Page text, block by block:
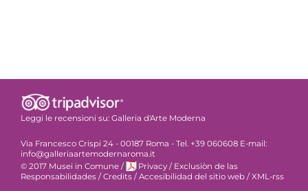
Leggi le recensioni su: Galleria d'Arte Moderna
Via Francesco Crispi 24 - 00187 Roma - Tel. +39 060608 E-mail:
info@galleriaartemodernaroma.it
© 2017 Musei in Comune / Privacy / Exclusiòn de las
Responsabilidades /Credits /Accesibilidad del sitio web /XML-rss